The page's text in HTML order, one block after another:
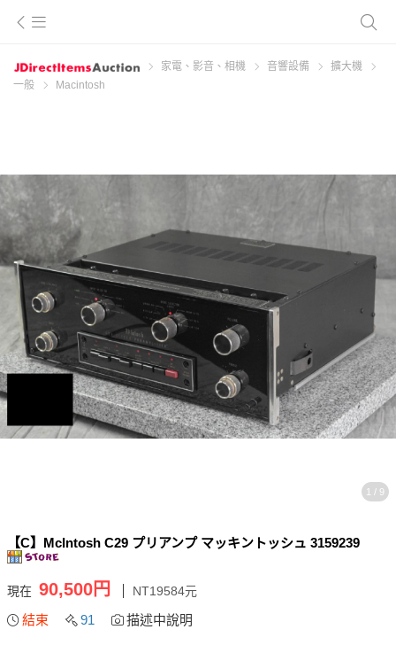
家電、影音、相機 音響設備
擴大機
一般
Macintosh
1 / 9
【C】McIntosh C29 プリアンプ マッキントッシュ 3159239
現在 90,500円 NT19584元
結束 91 描述中說明